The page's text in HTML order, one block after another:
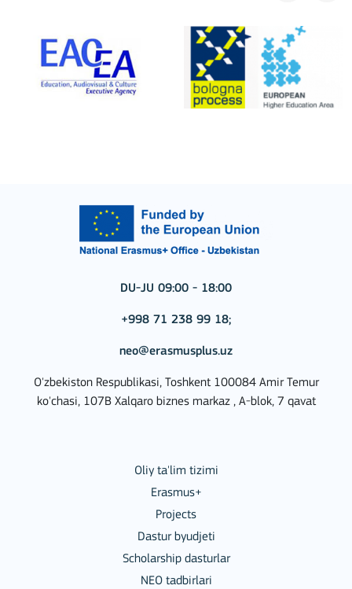
DU-JU 09:00 - 18:00
+998 71 238 99 18;
neo@erasmusplus.uz
O'zbekiston Respublikasi, Toshkent 100084 Amir Temur
ko'chasi, 107B Xalqaro biznes markaz , A-blok, 7 qavat
Oliy ta'lim tizimi
Erasmus+
Projects
Dastur byudjeti
Scholarship dasturlar
NEO tadbirlari